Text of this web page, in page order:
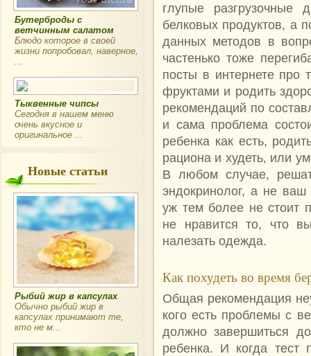
Бутерброды с
ветчинным салатом
Блюдо которое в своей
жизни попробовал, наверное,
Тыквенные чипсы
Сегодня в нашем меню
очень вкусное и
оригинальное ...
Новые статьи
Рыбий жир в капсулах
Обычно рыбий жир в
капсулах принимают те,
кто не м...
глупые разгрузочные
белковых продуктов, а
данных методов в
частенько тоже
посты в интернете про
фруктами и родить
рекомендаций по
и сама проблема
ребенка как есть,
рациона и худеть, или
В любом случае,
эндокринолог, а не ваш
уж тем более не стоит
не нравится то, что
налезать одежда.
Как похудеть во время
Общая рекомендация
кого есть проблемы с
должно завершиться
ребенка. И когда